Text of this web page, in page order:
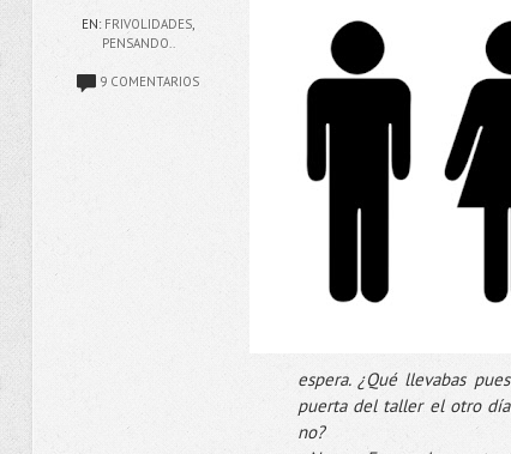
EN: FRIVOLIDADES,
PENSANDO..
9 COMENTARIOS
espera. ¿Qué llevabas
puerta del taller el otro día
no?